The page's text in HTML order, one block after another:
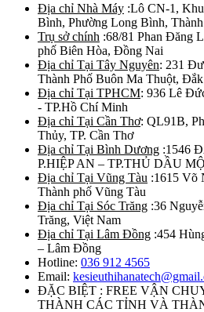
Địa chỉ Nhà Máy :Lô CN-1,
Bình, Phường Long Bình,
Trụ sở chính :68/81 Phan Đăng
phố Biên Hòa, Đồng Nai
Địa chỉ Tại Tây Nguyên: 231
Thành Phố Buôn Ma Thuột,
Địa chỉ Tại TPHCM: 936 Lê
- TP.Hồ Chí Minh
Địa chỉ Tại Cần Thơ: QL91B,
Thủy, TP. Cần Thơ
Địa chỉ Tại Bình Dương :1546
P.HIỆP AN – TP.THỦ DẦU
Địa chỉ Tại Vũng Tàu :1615 Võ
Thành phố Vũng Tàu
Địa chỉ Tại Sóc Trăng :36
Trăng, Việt Nam
Địa chỉ Tại Lâm Đồng :454
– Lâm Đồng
Hotline: 036 912 4565
Email:
ĐẶC BIỆT : FREE VẬN
THÀNH CÁC TỈNH VÀ